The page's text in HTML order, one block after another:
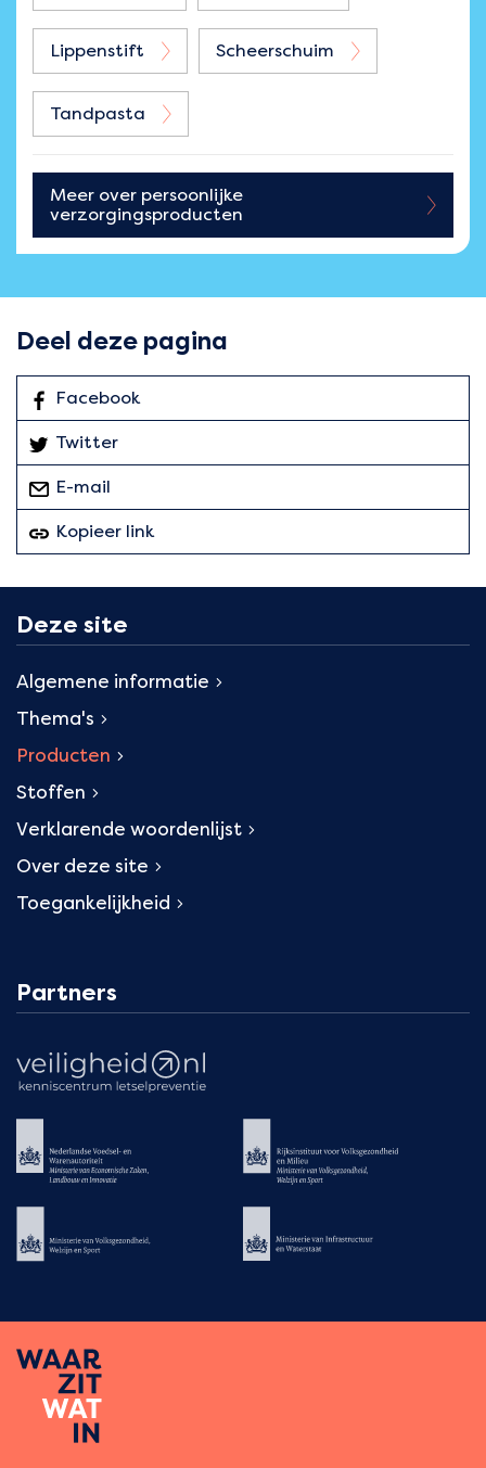
Lippenstift Scheerschuim
Tandpasta
Meer over persoonlijke
verzorgingsproducten
Deel deze pagina
Facebook: Deel deze pagina
Twitter
E-mail
Kopieer linkvan deze pagina
Deze site
Algemene informatie
Thema's
Producten
Stoffen
Verklarende woordenlijst
Over deze site
Toegankelijkheid
Partners